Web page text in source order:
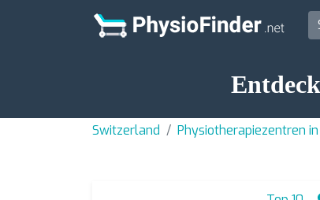
Switzerland Physiotherapiezentren